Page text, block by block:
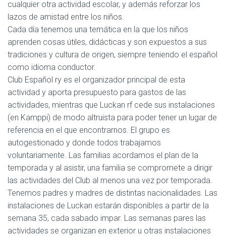
cualquier otra actividad escolar, y además reforzar los
lazos de amistad entre los niños.
Cada día tenemos una temática en la que los niños
aprenden cosas útiles, didácticas y son expuestos a sus
tradiciones y cultura de origen, siempre teniendo el español
como idioma conductor.
Club Español ry es el organizador principal de esta
actividad y aporta presupuesto para gastos de las
actividades, mientras que Luckan rf cede sus instalaciones
(en Kamppi) de modo altruista para poder tener un lugar de
referencia en el que encontrarnos. El grupo es
autogestionado y donde todos trabajamos
voluntariamente. Las familias acordamos el plan de la
temporada y al asistir, una familia se compromete a dirigir
las actividades del Club al menos una vez por temporada.
Tenemos padres y madres de distintas nacionalidades. Las
instalaciones de Luckan estarán disponibles a partir de la
semana 35, cada sabado impar. Las semanas pares las
actividades se organizan en exterior u otras instalaciones